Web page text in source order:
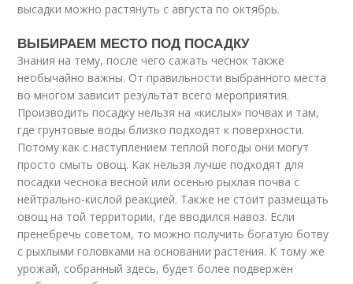
высадки можно растянуть с августа по октябрь.
ВЫБИРАЕМ МЕСТО ПОД ПОСАДКУ
Знания на тему, после чего сажать чеснок также
необычайно важны. От правильности выбранного места
во многом зависит результат всего мероприятия.
Производить посадку нельзя на «кислых» почвах и там,
где грунтовые воды близко подходят к поверхности.
Потому как с наступлением теплой погоды они могут
просто смыть овощ. Как нельзя лучше подходят для
посадки чеснока весной или осенью рыхлая почва с
нейтрально-кислой реакцией. Также не стоит размещать
овощ на той территории, где вводился навоз. Если
пренебречь советом, то можно получить богатую ботву
с рыхлыми головками на основании растения. К тому же
урожай, собранный здесь, будет более подвержен